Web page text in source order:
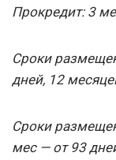
Прокредит: 3
Сроки
дней, 12
Сроки
мес — от 93